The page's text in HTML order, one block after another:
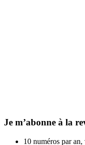
Je m’abonne à la
10 numéros par